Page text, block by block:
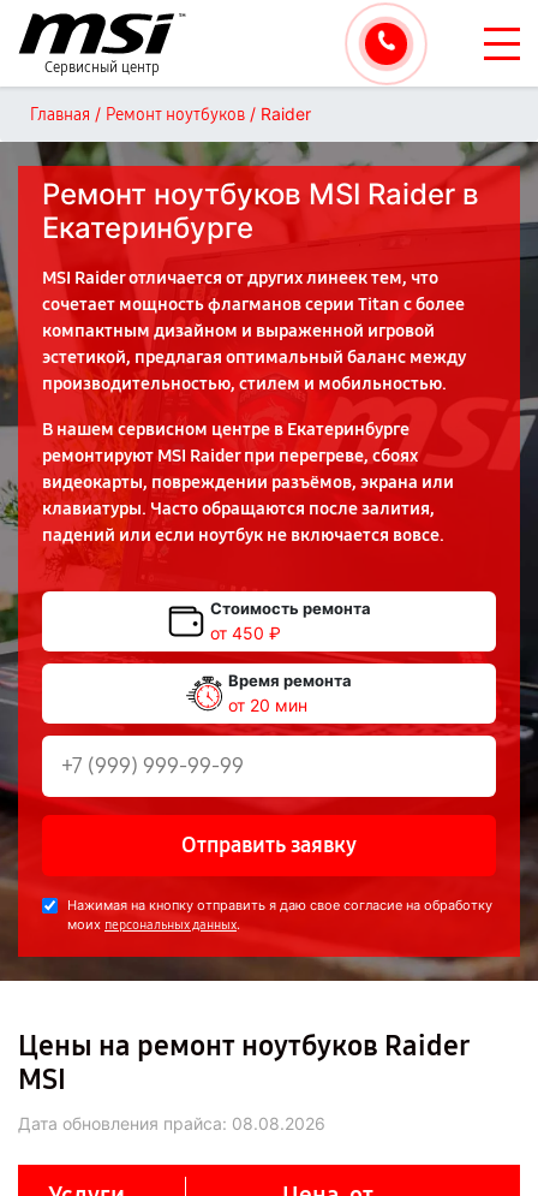
Сервисный центр
Главная / Ремонт ноутбуков / Raider
Ремонт ноутбуков MSI Raider в
Екатеринбурге
MSI Raider отличается от других линеек тем, что
сочетает мощность флагманов серии Titan с более
компактным дизайном и выраженной игровой
эстетикой, предлагая оптимальный баланс между
производительностью, стилем и мобильностью.
В нашем сервисном центре в Екатеринбурге
ремонтируют MSI Raider при перегреве, сбоях
видеокарты, повреждении разъёмов, экрана или
клавиатуры. Часто обращаются после залития,
падений или если ноутбук не включается вовсе.
Стоимость ремонта
от 450 ₽
Время ремонта
от 20 мин
Отправить заявку
Нажимая на кнопку отправить я даю свое согласие на обработку
моих персональных данных.
Цены на ремонт ноутбуков Raider
MSI
Дата обновления прайса: 08.08.2026